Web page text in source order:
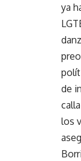
ya
de
los